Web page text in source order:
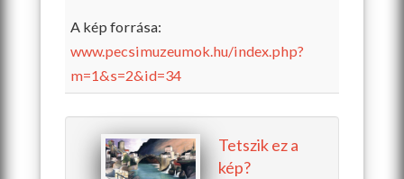
A kép forrása:
www.pecsimuzeumok.hu/index.php?
m=1&s=2&id=34
Tetszik ez a
kép?